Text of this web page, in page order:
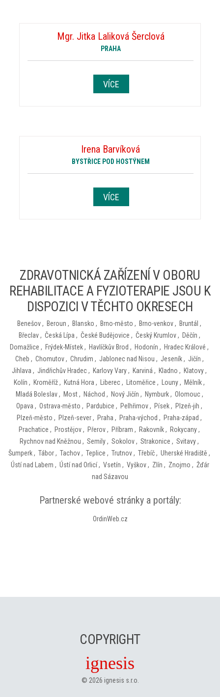
Mgr. Jitka Laliková Šerclová
PRAHA
VÍCE
Irena Barvíková
BYSTŘICE POD HOSTÝNEM
VÍCE
ZDRAVOTNICKÁ ZAŘÍZENÍ V OBORU
REHABILITACE A FYZIOTERAPIE JSOU K
DISPOZICI V TĚCHTO OKRESECH
Benešov, Beroun , Blansko , Brno-město , Brno-venkov, Bruntál ,
Břeclav, Česká Lípa , České Budějovice , Český Krumlov, Děčín ,
Domažlice , Frýdek-Místek, Havlíčkův Brod , Hodonín , Hradec Králové ,
Cheb , Chomutov, Chrudim , Jablonec nad Nisou , Jeseník, Jičín ,
Jihlava , Jindřichův Hradec, Karlovy Vary, Karviná , Kladno , Klatovy,
Kolín , Kroměříž, Kutná Hora , Liberec, Litoměřice , Louny, Mělník,
Mladá Boleslav, Most, Náchod , Nový Jičín , Nymburk, Olomouc,
Opava , Ostrava-město , Pardubice , Pelhřimov, Písek, Plzeň-jih ,
Plzeň-město , Plzeň-sever, Praha , Praha-východ , Praha-západ ,
Prachatice , Prostějov, Přerov, Příbram , Rakovník, Rokycany,
Rychnov nad Kněžnou , Semily, Sokolov, Strakonice , Svitavy,
Šumperk, Tábor, Tachov, Teplice , Trutnov, Třebíč, Uherské Hradiště ,
Ústí nad Labem , Ústí nad Orlicí, Vsetín , Vyškov, Zlín , Znojmo , Žďár
nad Sázavou
Partnerské webové stránky a portály:
OrdinWeb.cz
COPYRIGHT
ignesis
© 2026 ignesis s.r.o.